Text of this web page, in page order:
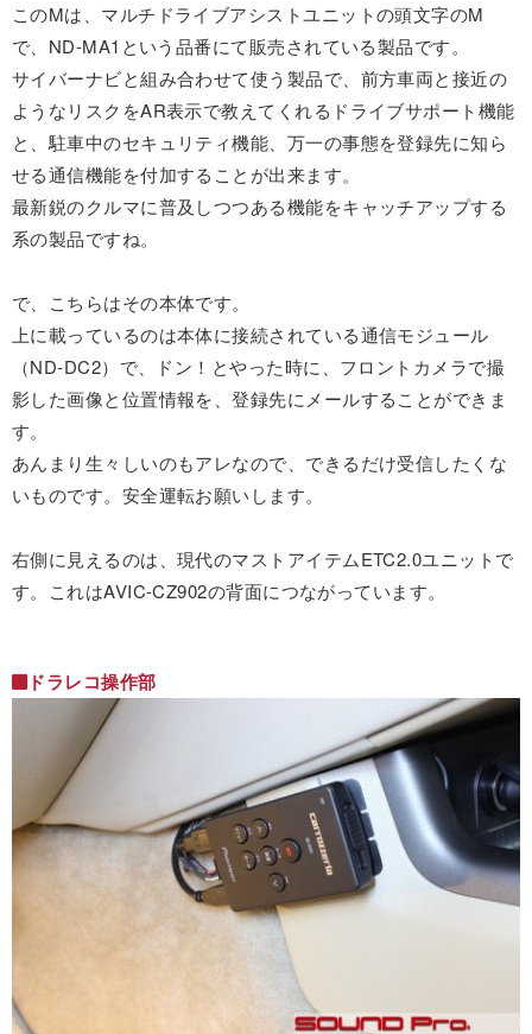
このMは、マルチドライブアシストユニットの頭文字のM
で、ND-MA1という品番にて販売されている製品です。
サイバーナビと組み合わせて使う製品で、前方車両と接近の
ようなリスクをAR表示で教えてくれるドライブサポート機能
と、駐車中のセキュリティ機能、万一の事態を登録先に知ら
せる通信機能を付加することが出来ます。
最新鋭のクルマに普及しつつある機能をキャッチアップする
系の製品ですね。
で、こちらはその本体です。
上に載っているのは本体に接続されている通信モジュール
（ND-DC2）で、ドン！とやった時に、フロントカメラで撮
影した画像と位置情報を、登録先にメールすることができま
す。
あんまり生々しいのもアレなので、できるだけ受信したくな
いものです。安全運転お願いします。
右側に見えるのは、現代のマストアイテムETC2.0ユニットで
す。これはAVIC-CZ902の背面につながっています。
ドラレコ操作部